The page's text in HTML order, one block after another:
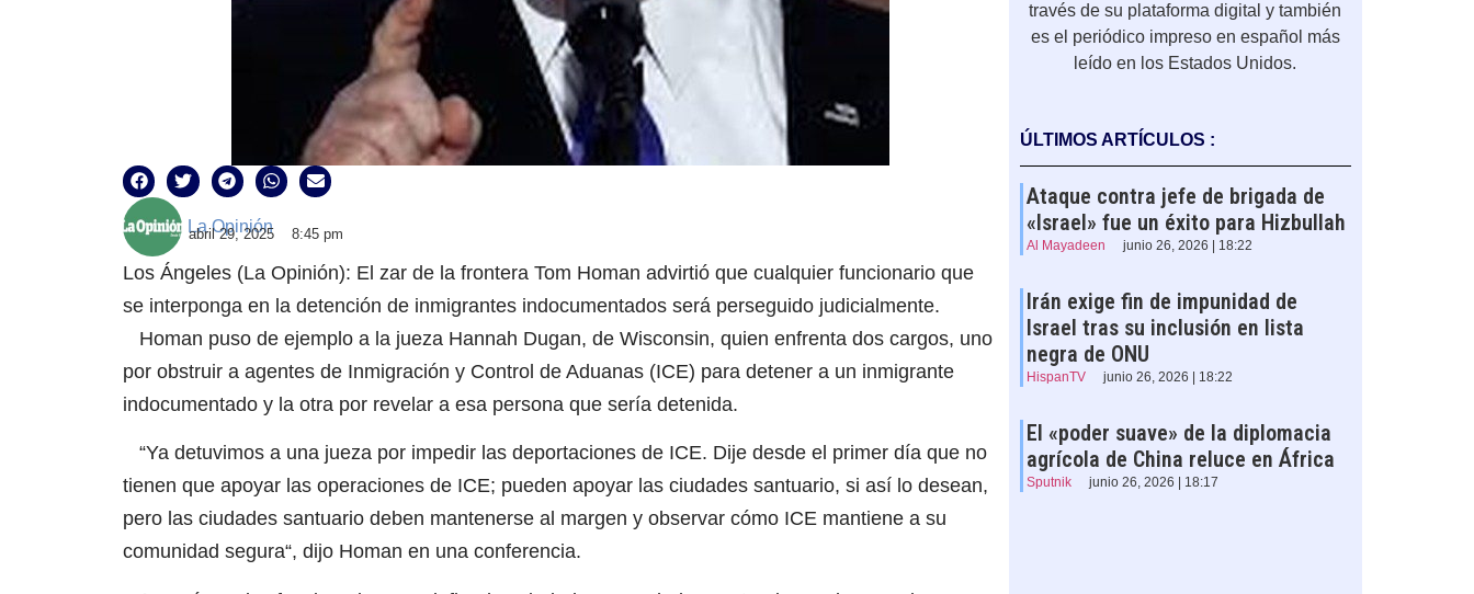
La Opinión
abril 29, 2025 8:45 pm
Los Ángeles (La Opinión): El zar de la frontera Tom Homan advirtió que cualquier funcionario que
se interponga en la detención de inmigrantes indocumentados será perseguido judicialmente.
Homan puso de ejemplo a la jueza Hannah Dugan, de Wisconsin, quien enfrenta dos cargos, uno
por obstruir a agentes de Inmigración y Control de Aduanas (ICE) para detener a un inmigrante
indocumentado y la otra por revelar a esa persona que sería detenida.
“Ya detuvimos a una jueza por impedir las deportaciones de ICE. Dije desde el primer día que no
tienen que apoyar las operaciones de ICE; pueden apoyar las ciudades santuario, si así lo desean,
pero las ciudades santuario deben mantenerse al margen y observar cómo ICE mantiene a su
comunidad segura“, dijo Homan en una conferencia.
través de su plataforma digital y también
es el periódico impreso en español más
leído en los Estados Unidos.
ÚLTIMOS ARTÍCULOS :
Ataque contra jefe de brigada de
«Israel» fue un éxito para Hizbullah
Al Mayadeen junio 26, 2026 | 18:22
Irán exige fin de impunidad de
Israel tras su inclusión en lista
negra de ONU
HispanTV junio 26, 2026 | 18:22
El «poder suave» de la diplomacia
agrícola de China reluce en África
Sputnik junio 26, 2026 | 18:17